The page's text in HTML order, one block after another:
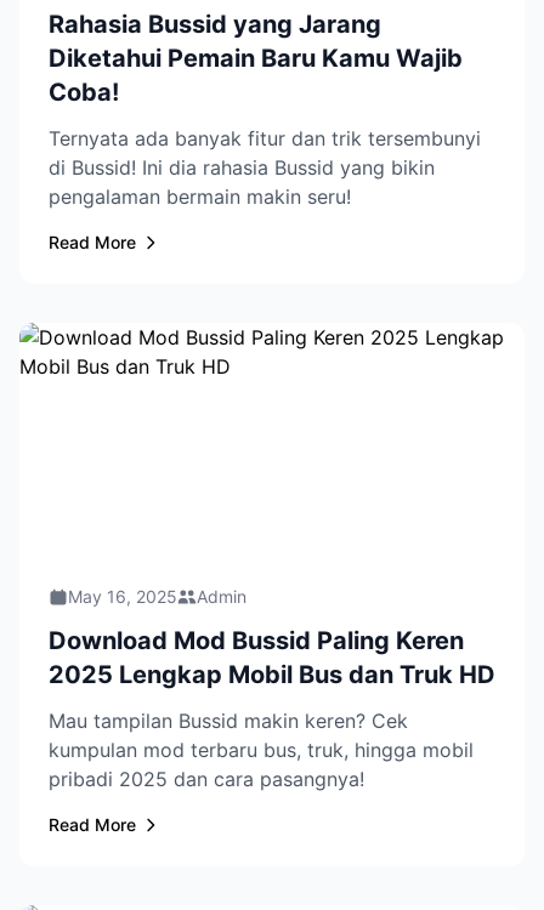
Rahasia Bussid yang Jarang
Diketahui Pemain Baru Kamu Wajib
Coba!
Ternyata ada banyak fitur dan trik tersembunyi
di Bussid! Ini dia rahasia Bussid yang bikin
pengalaman bermain makin seru!
Read More
May 16, 2025 Admin
Download Mod Bussid Paling Keren
2025 Lengkap Mobil Bus dan Truk HD
Mau tampilan Bussid makin keren? Cek
kumpulan mod terbaru bus, truk, hingga mobil
pribadi 2025 dan cara pasangnya!
Read More